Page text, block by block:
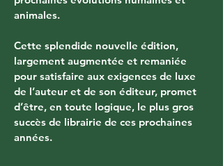
animales.
Cette splendide nouvelle édition,
largement augmentée et remaniée
pour satisfaire aux exigences de luxe
de l’auteur et de son éditeur, promet
d’être, en toute logique, le plus gros
succès de librairie de ces prochaines
années.